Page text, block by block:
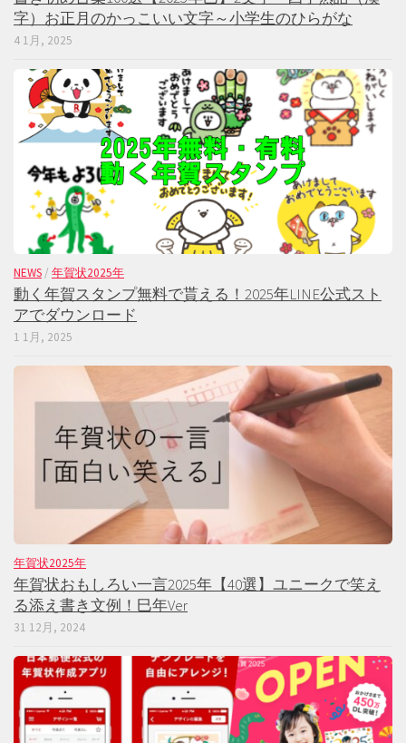
字）お正月のかっこいい文字～小学生のひらがな
4 1月, 2025
NEWS / 年賀状2025年
動く年賀スタンプ無料で貰える！2025年LINE公式スト
アでダウンロード
1 1月, 2025
年賀状2025年
年賀状おもしろい一言2025年【40選】ユニークで笑え
る添え書き文例！巳年Ver
31 12月, 2024